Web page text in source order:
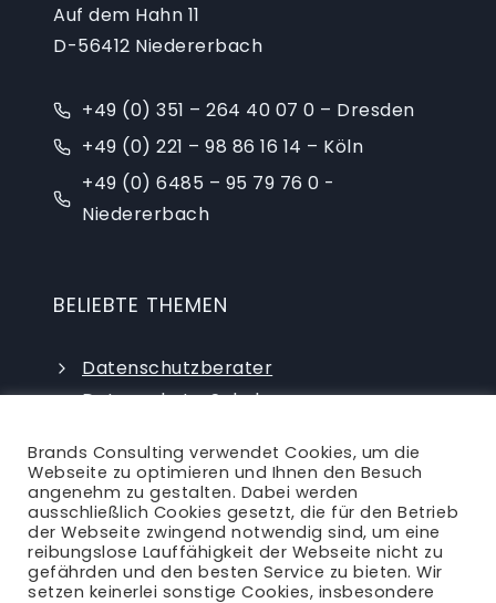
Auf dem Hahn 11
D-56412 Niedererbach
+49 (0) 351 – 264 40 07 0 – Dresden
+49 (0) 221 – 98 86 16 14 – Köln
+49 (0) 6485 – 95 79 76 0 -
Niedererbach
BELIEBTE THEMEN
Datenschutzberater
Datenschutz-Schulungen
externer Datenschutzbeauftragter
Brands Consulting verwendet Cookies, um die
Webseite zu optimieren und Ihnen den Besuch
angenehm zu gestalten. Dabei werden
ausschließlich Cookies gesetzt, die für den Betrieb
der Webseite zwingend notwendig sind, um eine
reibungslose Lauffähigkeit der Webseite nicht zu
gefährden und den besten Service zu bieten. Wir
setzen keinerlei sonstige Cookies, insbesondere